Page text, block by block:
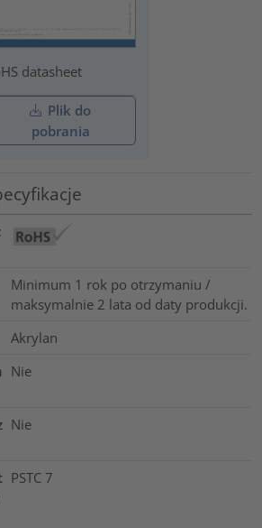
datasheet
Plik do
pobrania
Minimum 1 rok po otrzymaniu /
maksymalnie 2 lata od daty produkcji.
Akrylan
Nie
Nie
PSTC 7